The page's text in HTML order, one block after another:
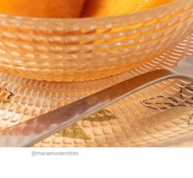
@mariamonterofoto